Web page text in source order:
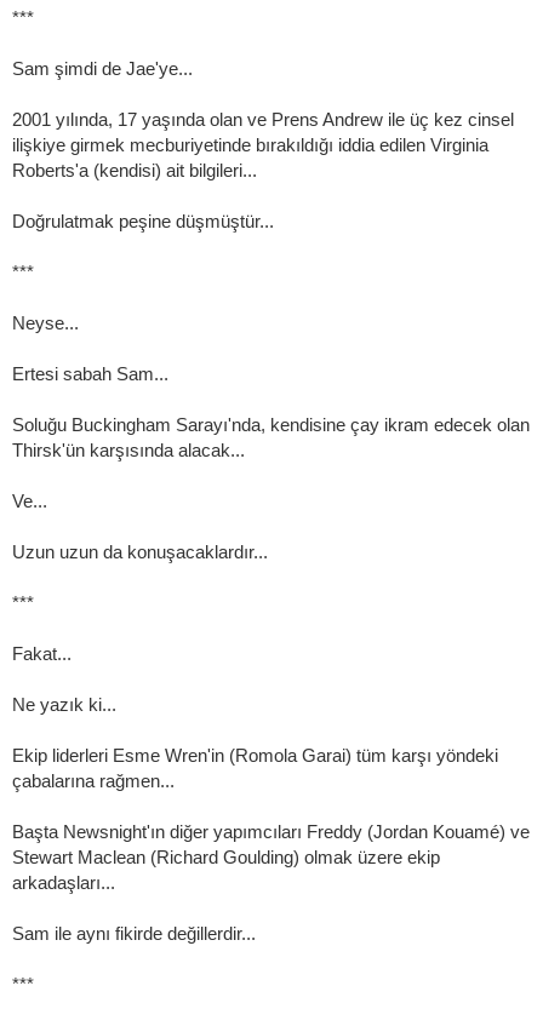
***
Sam şimdi de Jae'ye...
2001 yılında, 17 yaşında olan ve Prens Andrew ile üç kez cinsel
ilişkiye girmek mecburiyetinde bırakıldığı iddia edilen Virginia
Roberts'a (kendisi) ait bilgileri...
Doğrulatmak peşine düşmüştür...
***
Neyse...
Ertesi sabah Sam...
Soluğu Buckingham Sarayı'nda, kendisine çay ikram edecek olan
Thirsk'ün karşısında alacak...
Ve...
Uzun uzun da konuşacaklardır...
***
Fakat...
Ne yazık ki...
Ekip liderleri Esme Wren'in (Romola Garai) tüm karşı yöndeki
çabalarına rağmen...
Başta Newsnight'ın diğer yapımcıları Freddy (Jordan Kouamé) ve
Stewart Maclean (Richard Goulding) olmak üzere ekip
arkadaşları...
Sam ile aynı fikirde değillerdir...
***